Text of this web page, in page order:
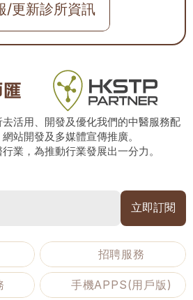
/更新診所資訊
活用、開發及優化我們的中醫服務配
站開發及多媒體宣傳推廣。
業，為推動行業發展出一分力。
招聘服務
手機APPS(用戶版)